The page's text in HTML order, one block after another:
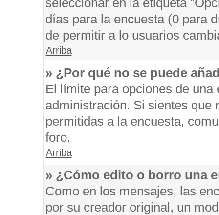
seleccionar en la etiqueta
días para la encuesta (0 para
de permitir a lo usuarios
Arriba
» ¿Por qué no se puede
El límite para opciones de una
administración. Si sientes que
permitidas a la encuesta,
foro.
Arriba
» ¿Cómo edito o borro una
Como en los mensajes, las
por su creador original, un